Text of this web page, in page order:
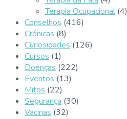
Terapia Ocupacional (4)
Conselhos (416)
Crónicas (8)
Curiosidades (126)
Cursos (1)
Doenças (222)
Eventos (13)
Mitos (22)
Segurança (30)
Vacinas (32)